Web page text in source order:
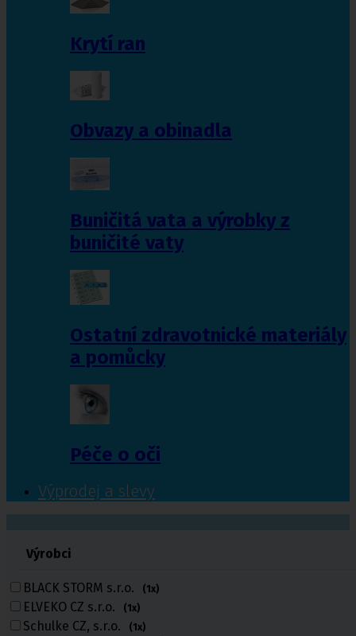
Krytí ran
Obvazy a obinadla
Buničitá vata a výrobky z
buničité vaty
Ostatní zdravotnické materiály
a pomůcky
Péče o oči
Výprodej a slevy
Výrobci
BLACK STORM s.r.o. (1x)
ELVEKO CZ s.r.o. (1x)
Schulke CZ, s.r.o. (1x)
volejte
461 616 039